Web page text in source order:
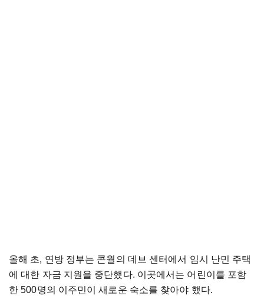
올해 초, 연방 정부는 콘월의 데브 센터에서 임시 난민 주택
에 대한 자금 지원을 중단했다. 이곳에서는 어린이를 포함
한 500명의 이주민이 새로운 숙소를 찾아야 했다.